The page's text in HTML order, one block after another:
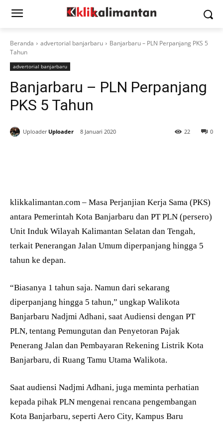
Beranda advertorial banjarbaru
Banjarbaru – PLN Perpanjang PKS 5
Tahun
advertorial banjarbaru
Banjarbaru – PLN Perpanjang
PKS 5 Tahun
Uploader Uploader 8 Januari 2020 0
22
klikkalimantan.com – Masa Perjanjian Kerja Sama (PKS)
antara Pemerintah Kota Banjarbaru dan PT PLN (persero)
Unit Induk Wilayah Kalimantan Selatan dan Tengah,
terkait Penerangan Jalan Umum diperpanjang hingga 5
tahun ke depan.
“Biasanya 1 tahun saja. Namun dari sekarang
diperpanjang hingga 5 tahun,” ungkap Walikota
Banjarbaru Nadjmi Adhani, saat Audiensi dengan PT
PLN, tentang Pemungutan dan Penyetoran Pajak
Penerang Jalan dan Pembayaran Rekening Listrik Kota
Banjarbaru, di Ruang Tamu Utama Walikota.
Saat audiensi Nadjmi Adhani, juga meminta perhatian
kepada pihak PLN mengenai rencana pengembangan
Kota Banjarbaru, seperti Aero City, Kampus Baru